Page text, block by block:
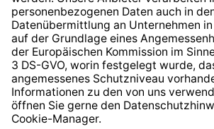
* Alle Preise inkl. gesetzl.